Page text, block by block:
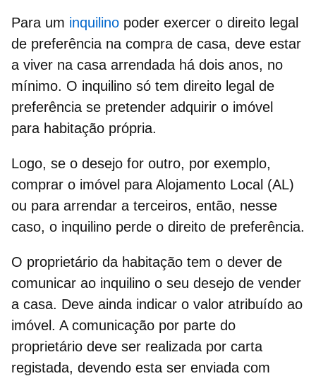
Para um inquilino poder exercer o direito legal
de preferência na compra de casa, deve estar
a viver na casa arrendada há dois anos, no
mínimo. O inquilino só tem direito legal de
preferência se pretender adquirir o imóvel
para habitação própria.
Logo, se o desejo for outro, por exemplo,
comprar o imóvel para Alojamento Local (AL)
ou para arrendar a terceiros, então, nesse
caso, o inquilino perde o direito de preferência.
O proprietário da habitação tem o dever de
comunicar ao inquilino o seu desejo de vender
a casa. Deve ainda indicar o valor atribuído ao
imóvel . A comunicação por parte do
proprietário deve ser realizada por carta
registada, devendo esta ser enviada com